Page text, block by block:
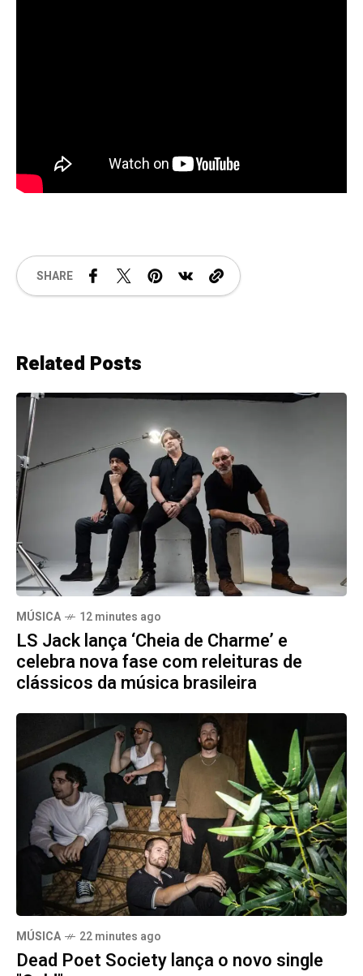
SHARE
Related Posts
MÚSICA 12 minutes ago
LS Jack lança ‘Cheia de Charme’ e
celebra nova fase com releituras de
clássicos da música brasileira
MÚSICA 22 minutes ago
Dead Poet Society lança o novo single